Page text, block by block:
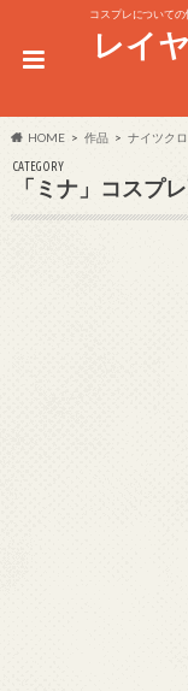
コスプレについての
レイ
HOME 作品 ナイツク
CATEGORY
「ミナ」コスプ